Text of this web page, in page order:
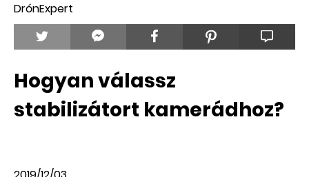
DrónExpert
Hogyan válassz
stabilizátort kamerádhoz?